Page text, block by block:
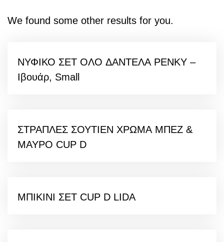
We found some other results for you.
ΝΥΦΙΚΟ ΣΕΤ ΟΛΟ ΔΑΝΤΕΛΑ PENKY –
Ιβουάρ, Small
ΣΤΡΑΠΛΕΣ ΣΟΥΤΙΕΝ ΧΡΩΜΑ ΜΠΕΖ &
ΜΑΥΡΟ CUP D
ΜΠΙΚΙΝΙ ΣΕΤ CUP D LIDA